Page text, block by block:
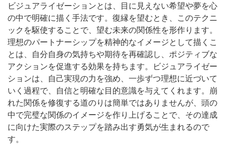
ビジュアライゼーションとは、目に見えない希望や夢を心
の中で明確に描く手法です。復縁を望むとき、このテクニ
ックを駆使することで、望む未来の関係性を形作ります。
理想のパートナーシップを精神的なイメージとして描くこ
とは、自分自身の気持ちや期待を再確認し、ポジティブな
アクションを促進する効果を持ちます。ビジュアライゼー
ションは、自己実現の力を強め、一歩ずつ理想に近づいて
いく過程で、自信と明確な目的意識を与えてくれます。崩
れた関係を修復する道のりは簡単ではありませんが、頭の
中で完璧な関係のイメージを作り上げることで、その達成
に向けた実際のステップを踏み出す勇気が生まれるので
す。